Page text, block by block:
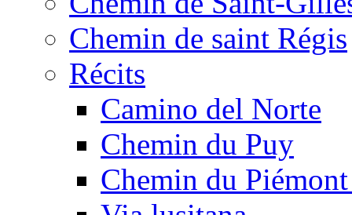
Chemin de saint Régis
Récits
Camino del Norte
Chemin du Puy
Chemin du